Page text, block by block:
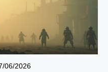
06/2026